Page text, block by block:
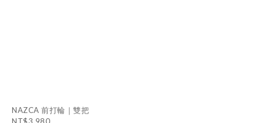
NAZCA 前打輪｜雙把
NT$3,980